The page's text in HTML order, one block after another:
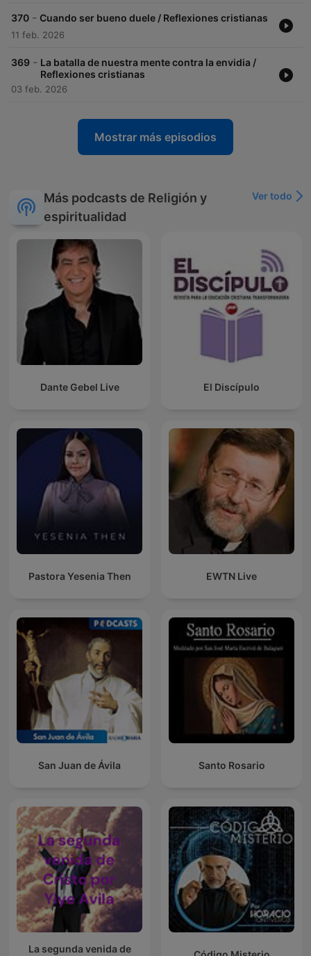
370 - Cuando ser bueno duele / Reflexiones cristianas
11 feb. 2026
369 - La batalla de nuestra mente contra la envidia /
Reflexiones cristianas
03 feb. 2026
Mostrar más episodios
Más podcasts de Religión y
espiritualidad
Ver todo
Dante Gebel Live El Discípulo
Pastora Yesenia Then EWTN Live
San Juan de Ávila Santo Rosario
La segunda venida de